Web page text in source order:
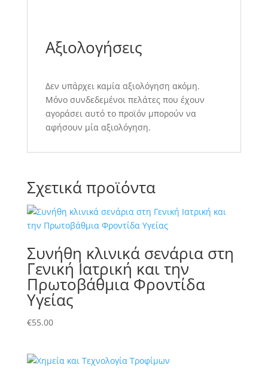
Αξιολογήσεις
Δεν υπάρχει καμία αξιολόγηση ακόμη.
Μόνο συνδεδεμένοι πελάτες που έχουν
αγοράσει αυτό το προϊόν μπορούν να
αφήσουν μία αξιολόγηση.
Σχετικά προϊόντα
Συνήθη κλινικά σενάρια στη
Γενική Ιατρική και την
Πρωτοβάθμια Φροντίδα
Υγείας
€55.00